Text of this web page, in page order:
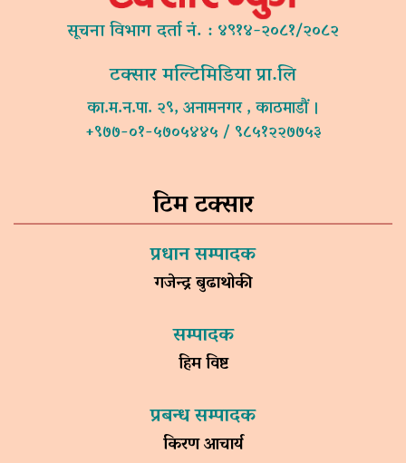
सूचना विभाग दर्ता नं. : ४९१४-२०८१/२०८२
टक्सार मल्टिमिडिया प्रा.लि
का.म.न.पा. २९, अनामनगर , काठमाडौं ।
+९७७-०१-५७०५४४५ / ९८५१२२७७५३
टिम टक्सार
प्रधान सम्पादक
गजेन्द्र बुढाथोकी
सम्पादक
हिम विष्ट
प्रबन्ध सम्पादक
किरण आचार्य